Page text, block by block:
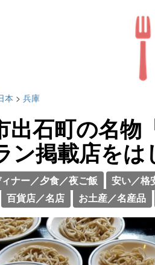
本 > 兵庫
出石町の名物
ン掲載店を
ナー／夕食／夜ご飯 安い／格
百貨店／名店 お土産／名産品